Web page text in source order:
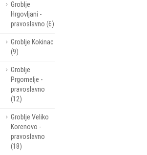
Groblje
Hrgovljani -
pravoslavno (6)
Groblje Kokinac
(9)
Groblje
Prgomelje -
pravoslavno
(12)
Groblje Veliko
Korenovo -
pravoslavno
(18)